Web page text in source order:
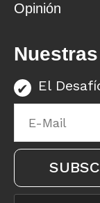
Opinión
El